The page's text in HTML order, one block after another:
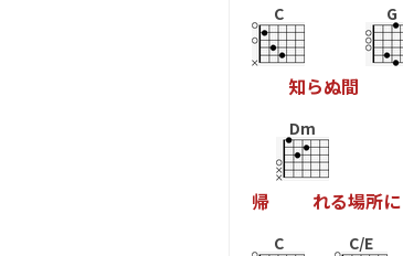
C
知らぬ間
G
帰
Dm
れる場所に
C C/E